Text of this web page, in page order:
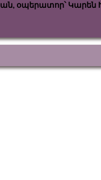
օպերատոր՝